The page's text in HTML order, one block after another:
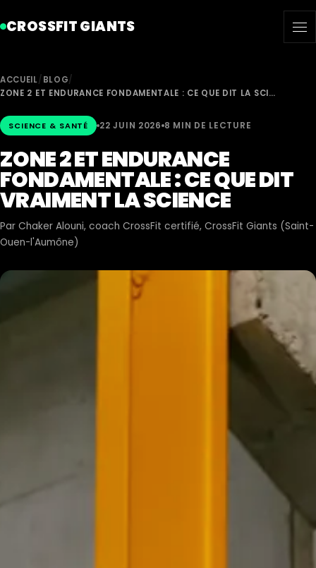
CROSSFIT GIANTS
ACCUEIL/ BLOG/
ZONE 2 ET ENDURANCE FONDAMENTALE : CE QUE DIT LA SCI…
SCIENCE & SANTÉ 22 JUIN 2026 8 MIN DE LECTURE
ZONE 2 ET ENDURANCE
FONDAMENTALE : CE QUE DIT
VRAIMENT LA SCIENCE
Par Chaker Alouni, coach CrossFit certifié, CrossFit Giants (Saint-
Ouen-l'Aumône)